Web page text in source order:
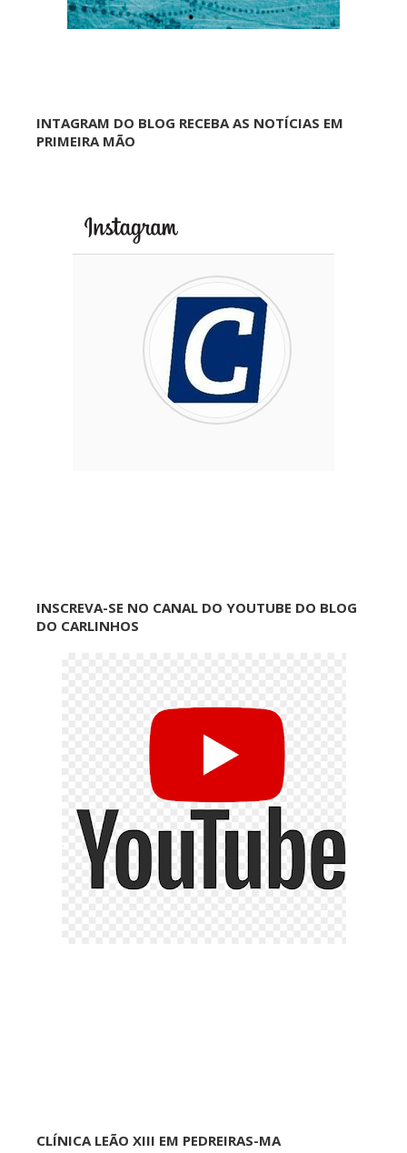
INTAGRAM DO BLOG RECEBA AS NOTÍCIAS EM
PRIMEIRA MÃO
INSCREVA-SE NO CANAL DO YOUTUBE DO BLOG
DO CARLINHOS
CLÍNICA LEÃO XIII EM PEDREIRAS-MA